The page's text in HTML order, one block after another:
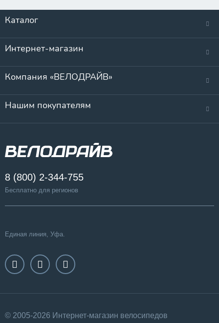
Каталог
Интернет-магазин
Компания «ВЕЛОДРАЙВ»
Нашим покупателям
8 (800) 2-344-755
Бесплатно для регионов
Единая линия, Уфа.
© 2005-2026 Интернет-магазин велосипедов